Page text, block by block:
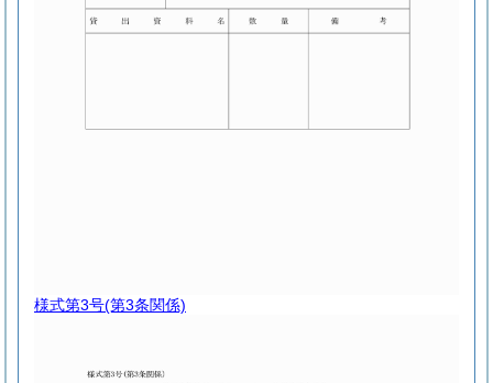
様式第3号(第3条関係)